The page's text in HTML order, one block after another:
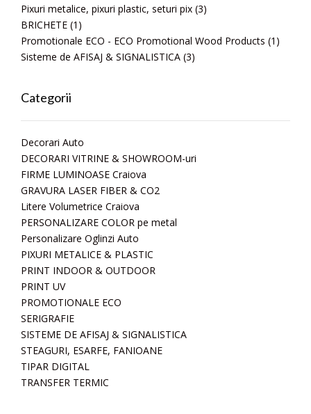
Pixuri metalice, pixuri plastic, seturi pix (3)
BRICHETE (1)
Promotionale ECO - ECO Promotional Wood Products (1)
Sisteme de AFISAJ & SIGNALISTICA (3)
Categorii
Decorari Auto
DECORARI VITRINE & SHOWROOM-uri
FIRME LUMINOASE Craiova
GRAVURA LASER FIBER & CO2
Litere Volumetrice Craiova
PERSONALIZARE COLOR pe metal
Personalizare Oglinzi Auto
PIXURI METALICE & PLASTIC
PRINT INDOOR & OUTDOOR
PRINT UV
PROMOTIONALE ECO
SERIGRAFIE
SISTEME DE AFISAJ & SIGNALISTICA
STEAGURI, ESARFE, FANIOANE
TIPAR DIGITAL
TRANSFER TERMIC